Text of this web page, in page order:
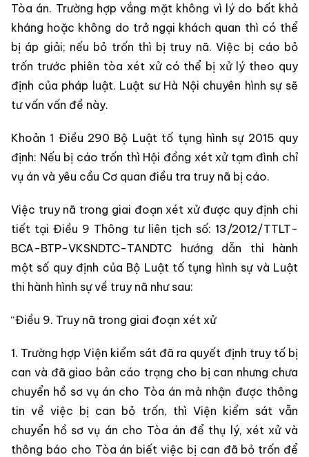
Tòa án. Trường hợp vắng mặt không vì lý do bất khả
kháng hoặc không do trở ngại khách quan thì có thể
bị áp giải; nếu bỏ trốn thì bị truy nã. Việc bị cáo bỏ
trốn trước phiên tòa xét xử có thể bị xử lý theo quy
định của pháp luật. Luật sư Hà Nội chuyên hình sự sẽ
tư vấn vấn đề này.
Khoản 1 Điều 290 Bộ Luật tố tụng hình sự 2015 quy
định: Nếu bị cáo trốn thì Hội đồng xét xử tạm đình chỉ
vụ án và yêu cầu Cơ quan điều tra truy nã bị cáo.
Việc truy nã trong giai đoạn xét xử được quy định chi
tiết tại Điều 9 Thông tư liên tịch số: 13/2012/TTLT-
BCA-BTP-VKSNDTC-TANDTC hướng dẫn thi hành
một số quy định của Bộ Luật tố tụng hình sự và Luật
thi hành hình sự về truy nã như sau:
“Điều 9. Truy nã trong giai đoạn xét xử
1. Trường hợp Viện kiểm sát đã ra quyết định truy tố bị
can và đã giao bản cáo trạng cho bị can nhưng chưa
chuyển hồ sơ vụ án cho Tòa án mà nhận được thông
tin về việc bị can bỏ trốn, thì Viện kiểm sát vẫn
chuyển hồ sơ vụ án cho Tòa án để thụ lý, xét xử và
thông báo cho Tòa án biết việc bị can đã bỏ trốn để